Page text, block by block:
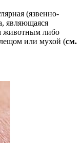
(язвенно-
являющаяся
животным либо
или мухой (см.